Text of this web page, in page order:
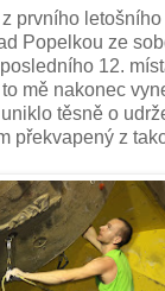
prvního
Popelkou ze
12.
mě nakonec
těsně o
překvapený z